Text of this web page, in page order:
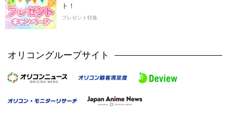
ト！
プレゼント特集
オリコングループサイト